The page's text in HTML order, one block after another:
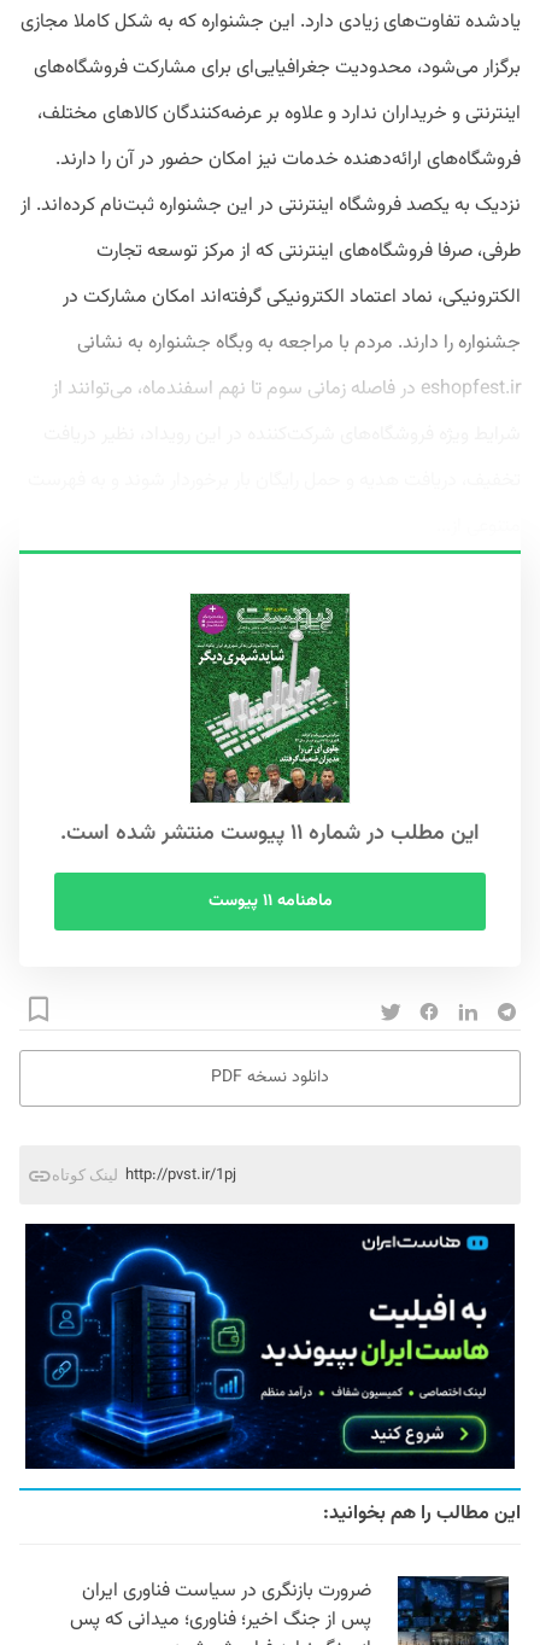
یادشده تفاوت‌های زیادی دارد. این جشنواره که به شکل کاملا مجازی
برگزار می‌شود، محدودیت‌ جغرافیایی‌ای برای مشارکت فروشگاه‌های
اینترنتی و خریداران ندارد و علاوه بر عرضه‌کنندگان کالاهای مختلف،
فروشگاه‌های ارائه‌دهنده خدمات نیز امکان حضور در آن را دارند.
نزدیک به یکصد فروشگاه اینترنتی در این جشنواره ثبت‌نام کرده‌اند. از
طرفی، صرفا فروشگاه‌های اینترنتی که از مرکز توسعه تجارت
الکترونیکی، نماد اعتماد الکترونیکی گرفته‌اند امکان مشارکت در
جشنواره را دارند. مردم با مراجعه به وبگاه جشنواره به نشانی
eshopfest.ir در فاصله زمانی سوم تا نهم اسفندماه، می‌توانند از
این مطلب در شماره ۱۱ پیوست منتشر شده است.
ماهنامه ۱۱ پیوست
دانلود نسخه PDF
لینک کوتاه http://pvst.ir/1pj
این مطالب را هم بخوانید:
ضرورت بازنگری در سیاست فناوری ایران
پس از جنگ اخیر؛ فناوری؛ میدانی که پس